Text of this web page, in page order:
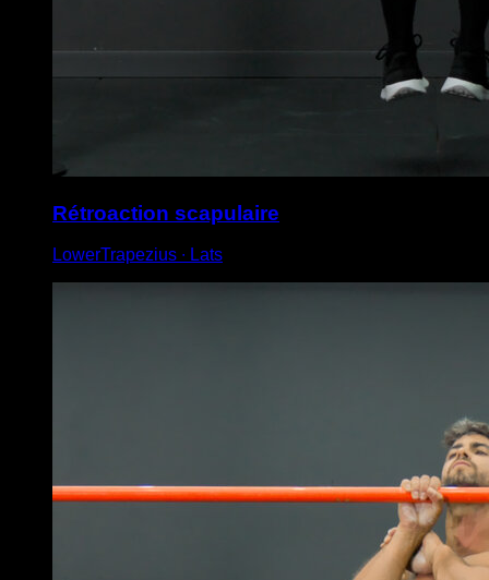
Rétroaction scapulaire
LowerTrapezius ∙ Lats